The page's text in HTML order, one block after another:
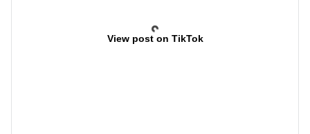
View post on TikTok